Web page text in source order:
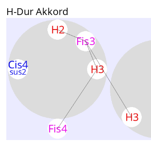
H-Dur Akkord